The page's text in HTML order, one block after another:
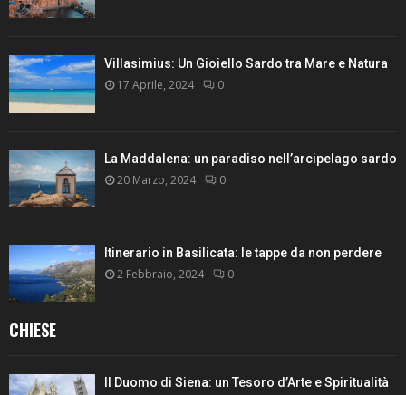
Villasimius: Un Gioiello Sardo tra Mare e Natura
17 Aprile, 2024 0
La Maddalena: un paradiso nell’arcipelago sardo
20 Marzo, 2024 0
Itinerario in Basilicata: le tappe da non perdere
2 Febbraio, 2024 0
CHIESE
Il Duomo di Siena: un Tesoro d’Arte e Spiritualità